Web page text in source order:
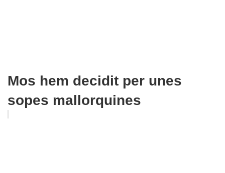
Mos hem decidit per unes
sopes mallorquines